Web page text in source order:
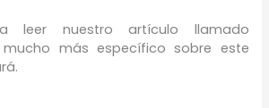
leer nuestro artículo llamado
mucho más específico sobre este